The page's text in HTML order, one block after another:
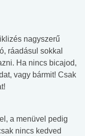
nagyszerű
ráadásul sokkal
Ha nincs bicajod,
vagy bármit! Csak
a menüvel pedig
nincs kedved